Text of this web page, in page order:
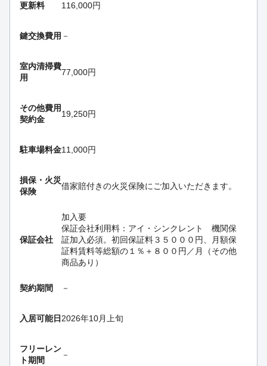
更新料 116,000円
鍵交換費用 －
室内清掃費
用
77,000円
その他費用
契約金
19,250円
駐車場料金11,000円
損保・ 火災
保険
借家賠付きの火災保険にご加入いただきます。
保証会社
加入要
保証会社利用料：アイ・シンクレント 機関保
証加入必須。初回保証料３５０００円、月額保
証料賃料等総額の１％＋８００円／月（その他
商品あり）
契約期間 －
入居可能日2026年10月上旬
フリーレン
ト期間
－